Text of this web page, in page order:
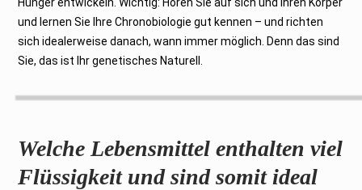
und lernen Sie Ihre Chronobiologie gut kennen – und richten
sich idealerweise danach, wann immer möglich. Denn das sind
Sie, das ist Ihr genetisches Naturell.
Welche Lebensmittel enthalten viel
Flüssigkeit und sind somit ideal